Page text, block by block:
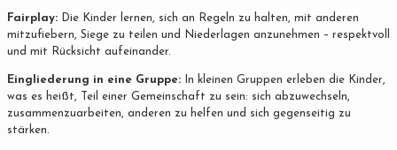
Fairplay: Die Kinder lernen, sich an Regeln zu halten, mit anderen
mitzufiebern, Siege zu teilen und Niederlagen anzunehmen – respektvoll
und mit Rücksicht aufeinander.
Eingliederung in eine Gruppe: In kleinen Gruppen erleben die Kinder,
was es heißt, Teil einer Gemeinschaft zu sein: sich abzuwechseln,
zusammenzuarbeiten, anderen zu helfen und sich gegenseitig zu
stärken.